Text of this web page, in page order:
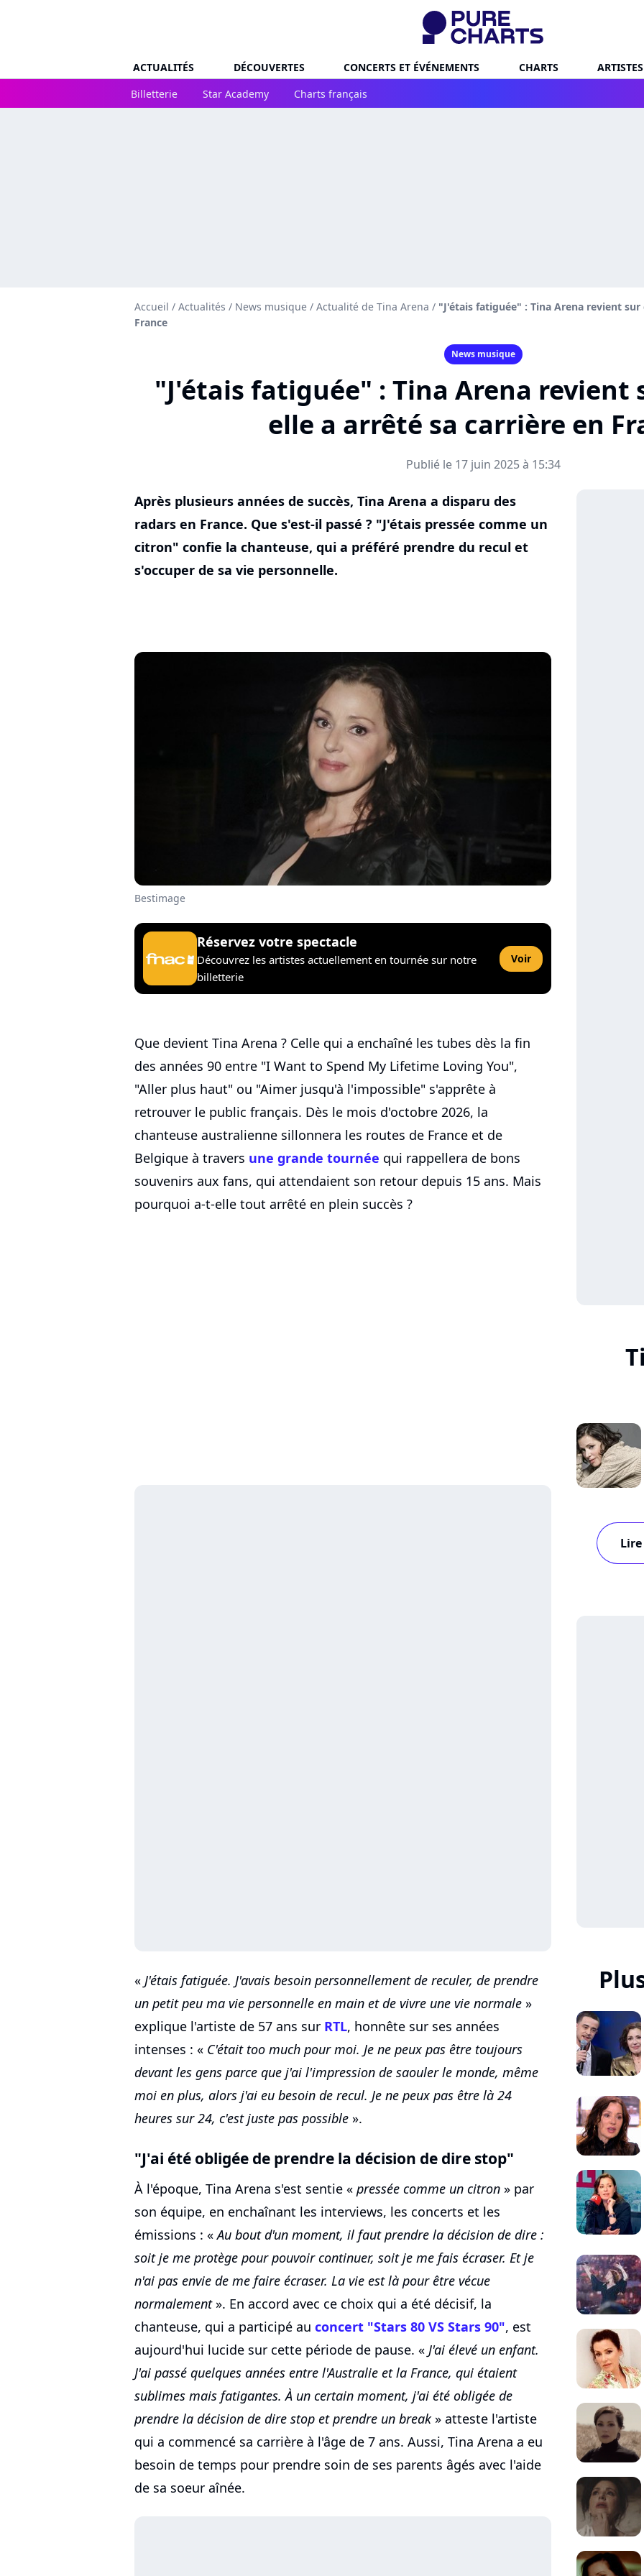
ACTUALITÉS DÉCOUVERTES CONCERTS ET ÉVÉNEMENTS CHARTS ARTISTES
Billetterie
Star Academy Charts français
Accueil / Actualités / News musique / Actualité de Tina Arena / "J'étais fatiguée" : Tina Arena revient
France
News musique
"J'étais fatiguée" : Tina Arena revient
elle a arrêté sa carrière en
Publié le 17 juin 2025 à 15:34
Après plusieurs années de succès, Tina Arena a disparu des
radars en France. Que s'est-il passé ? "J'étais pressée comme un
citron" confie la chanteuse, qui a préféré prendre du recul et
s'occuper de sa vie personnelle.
Bestimage
Réservez votre spectacle
Découvrez les artistes actuellement en tournée sur notre
billetterie
Voir
Que devient Tina Arena ? Celle qui a enchaîné les tubes dès la fin
des années 90 entre "I Want to Spend My Lifetime Loving You",
"Aller plus haut" ou "Aimer jusqu'à l'impossible" s'apprête à
retrouver le public français. Dès le mois d'octobre 2026, la
chanteuse australienne sillonnera les routes de France et de
Belgique à travers une grande tournée qui rappellera de bons
souvenirs aux fans, qui attendaient son retour depuis 15 ans. Mais
pourquoi a-t-elle tout arrêté en plein succès ?
« J'étais fatiguée. J'avais besoin personnellement de reculer, de prendre
un petit peu ma vie personnelle en main et de vivre une vie normale »
explique l'artiste de 57 ans sur RTL, honnête sur ses années
intenses : « C'était too much pour moi. Je ne peux pas être toujours
devant les gens parce que j'ai l'impression de saouler le monde, même
moi en plus, alors j'ai eu besoin de recul. Je ne peux pas être là 24
heures sur 24, c'est juste pas possible ».
"J'ai été obligée de prendre la décision de dire stop"
À l'époque, Tina Arena s'est sentie « pressée comme un citron » par
son équipe, en enchaînant les interviews, les concerts et les
émissions : «Au bout d'un moment, il faut prendre la décision de dire :
soit je me protège pour pouvoir continuer, soit je me fais écraser. Et je
n'ai pas envie de me faire écraser. La vie est là pour être vécue
normalement». En accord avec ce choix qui a été décisif, la
chanteuse, qui a participé au concert "Stars 80 VS Stars 90", est
aujourd'hui lucide sur cette période de pause. « J'ai élevé un enfant.
J'ai passé quelques années entre l'Australie et la France, qui étaient
sublimes mais fatigantes. À un certain moment, j'ai été obligée de
prendre la décision de dire stop et prendre un break» atteste l'artiste
qui a commencé sa carrière à l'âge de 7 ans. Aussi, Tina Arena a eu
besoin de temps pour prendre soin de ses parents âgés avec l'aide
de sa soeur aînée.